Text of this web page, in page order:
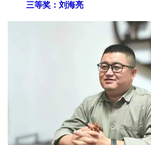
三等奖：刘海亮